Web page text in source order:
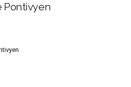
Pontivyen